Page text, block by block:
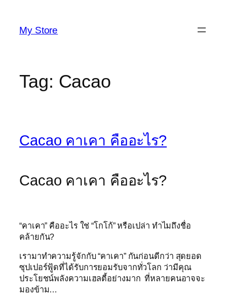
content
My Store
Tag: Cacao
Cacao คาเคา คืออะไร?
Cacao คาเคา คืออะไร?
“คาเคา” คืออะไร ใช่ “โกโก้” หรือเปล่า ทำไมถึงชื่อ
คล้ายกัน?
เรามาทำความรู้จักกับ “คาเคา” กันก่อนดีกว่า สุดยอด
ซุปเปอร์ฟู้ดที่ได้รับการยอมรับจากทั่วโลก ว่ามีคุณ
ประโยชน์พลังความเฮลตี้อย่างมาก ที่หลายคนอาจจะ
มองข้าม…